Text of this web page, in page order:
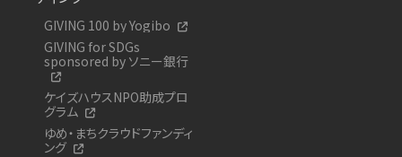
GIVING 100 by Yogibo
GIVING for SDGs
sponsored by ソニー銀行
ケイズハウスNPO助成プロ
グラム
ゆめ・まちクラウドファンディ
ング